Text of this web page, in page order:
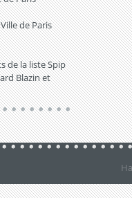
de Paris
de la liste Spip
Blazin et